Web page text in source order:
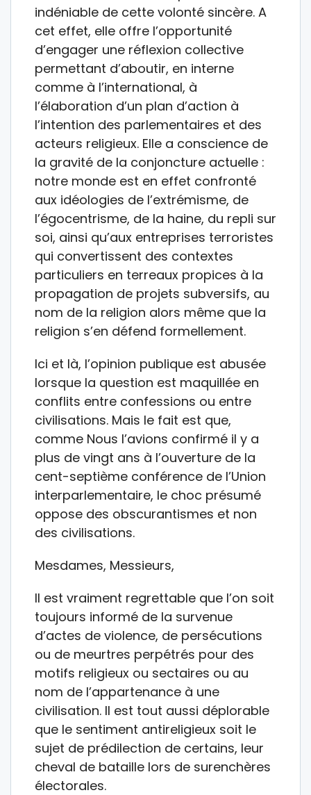
indéniable de cette volonté sincère. A
cet effet, elle offre l’opportunité
d’engager une réflexion collective
permettant d’aboutir, en interne
comme à l’international, à
l’élaboration d’un plan d’action à
l’intention des parlementaires et des
acteurs religieux. Elle a conscience de
la gravité de la conjoncture actuelle :
notre monde est en effet confronté
aux idéologies de l’extrémisme, de
l’égocentrisme, de la haine, du repli sur
soi, ainsi qu’aux entreprises terroristes
qui convertissent des contextes
particuliers en terreaux propices à la
propagation de projets subversifs, au
nom de la religion alors même que la
religion s’en défend formellement.
Ici et là, l’opinion publique est abusée
lorsque la question est maquillée en
conflits entre confessions ou entre
civilisations. Mais le fait est que,
comme Nous l’avions confirmé il y a
plus de vingt ans à l’ouverture de la
cent-septième conférence de l’Union
interparlementaire, le choc présumé
oppose des obscurantismes et non
des civilisations.
Mesdames, Messieurs,
Il est vraiment regrettable que l’on soit
toujours informé de la survenue
d’actes de violence, de persécutions
ou de meurtres perpétrés pour des
motifs religieux ou sectaires ou au
nom de l’appartenance à une
civilisation. Il est tout aussi déplorable
que le sentiment antireligieux soit le
sujet de prédilection de certains, leur
cheval de bataille lors de surenchères
électorales.